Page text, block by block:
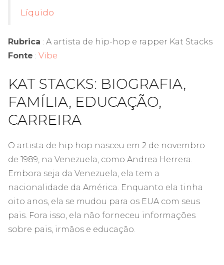
Líquido
Rubrica : A artista de hip-hop e rapper Kat Stacks
Fonte : Vibe
KAT STACKS: BIOGRAFIA,
FAMÍLIA, EDUCAÇÃO,
CARREIRA
O artista de hip hop nasceu em 2 de novembro
de 1989, na Venezuela, como Andrea Herrera.
Embora seja da Venezuela, ela tem a
nacionalidade da América. Enquanto ela tinha
oito anos, ela se mudou para os EUA com seus
pais. Fora isso, ela não forneceu informações
sobre pais, irmãos e educação.